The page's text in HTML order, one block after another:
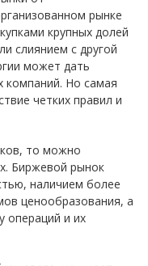
рынке
крупных долей
слиянием с другой
может дать
компаний. Но самая
четких правил и
то можно
Биржевой рынок
наличием более
ценообразования, а
операций и их